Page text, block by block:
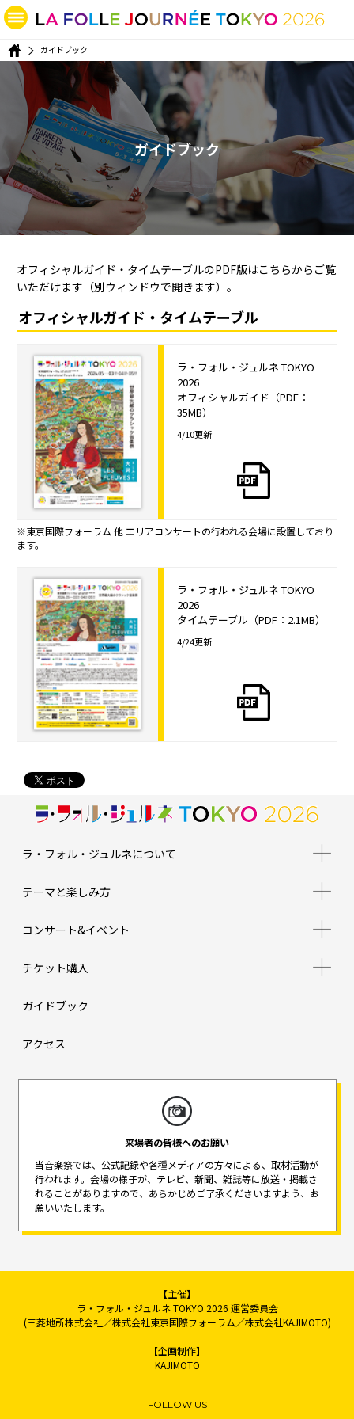
ガイドブック
ガイドブック
オフィシャルガイド・タイムテーブルのPDF版はこちらからご覧
いただけます（別ウィンドウで開きます）。
オフィシャルガイド・タイムテーブル
ラ・フォル・ジュルネ TOKYO
2026
オフィシャルガイド（PDF：
35MB）
4/10更新
※東京国際フォーラム 他 エリアコンサートの行われる会場に設置しており
ます。
ラ・フォル・ジュルネ TOKYO
2026
タイムテーブル（PDF：2.1MB）
4/24更新
ラ・フォル・ジュルネについて
テーマと楽しみ方
コンサート&イベント
チケット購入
ガイドブック
アクセス
来場者の皆様へのお願い
当音楽祭では、公式記録や各種メディアの方々による、取材活動が
行われます。 会場の様子が、テレビ、新聞、雑誌等に放送・掲載さ
れることがありますので、 あらかじめご了承くださいますよう、お
願いいたします。
【主催】
ラ・フォル・ジュルネ TOKYO 2026 運営委員会
(三菱地所株式会社／株式会社東京国際フォーラム／株式会社KAJIMOTO)
【企画制作】
KAJIMOTO
FOLLOW US